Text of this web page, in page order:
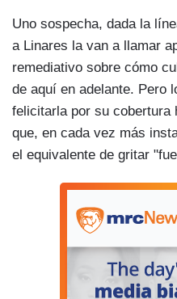
Uno sospecha, dada la
a Linares la van a llamar
remediativo sobre cómo
de aquí en adelante. Pero
felicitarla por su cobertura
que, en cada vez más
el equivalente de gritar